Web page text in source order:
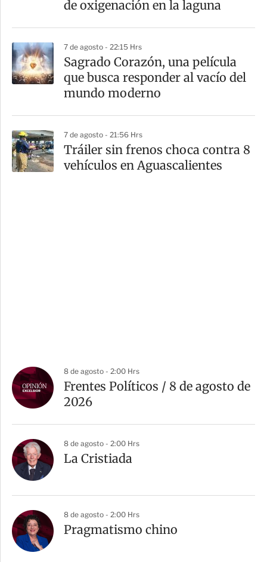
de oxigenación en la laguna
7 de agosto - 22:15 Hrs
Sagrado Corazón, una película
que busca responder al vacío del
mundo moderno
7 de agosto - 21:56 Hrs
Tráiler sin frenos choca contra 8
vehículos en Aguascalientes
8 de agosto - 2:00 Hrs
Frentes Políticos / 8 de agosto de
2026
8 de agosto - 2:00 Hrs
La Cristiada
8 de agosto - 2:00 Hrs
Pragmatismo chino